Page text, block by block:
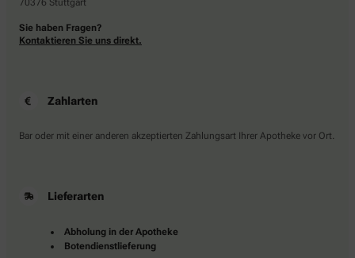
Sie haben Fragen?
Kontaktieren Sie uns direkt.
Zahlarten
Bar oder mit einer anderen akzeptierten Zahlungsart Ihrer Apotheke vor Ort.
Lieferarten
Abholung in der Apotheke
Botendienstlieferung